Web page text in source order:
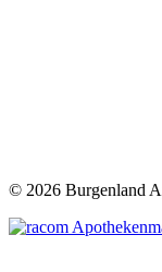
© 2026 Burgenland